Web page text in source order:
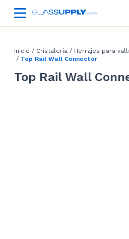
Inicio / Cristalería / Herrajes para
/ Top Rail Wall Connector
Top Rail Wall